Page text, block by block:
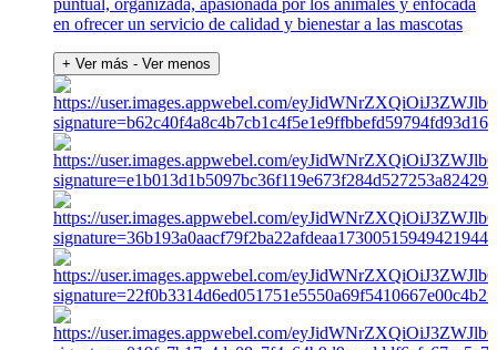
puntual, organizada, apasionada por los animales y enfocada
en ofrecer un servicio de calidad y bienestar a las mascotas
+ Ver más - Ver menos